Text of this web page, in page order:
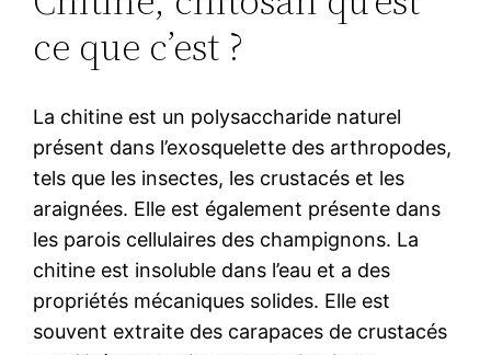
ce que c’est ?
La chitine est un polysaccharide naturel
présent dans l’exosquelette des arthropodes,
tels que les insectes, les crustacés et les
araignées. Elle est également présente dans
les parois cellulaires des champignons. La
chitine est insoluble dans l’eau et a des
propriétés mécaniques solides. Elle est
souvent extraite des carapaces de crustacés